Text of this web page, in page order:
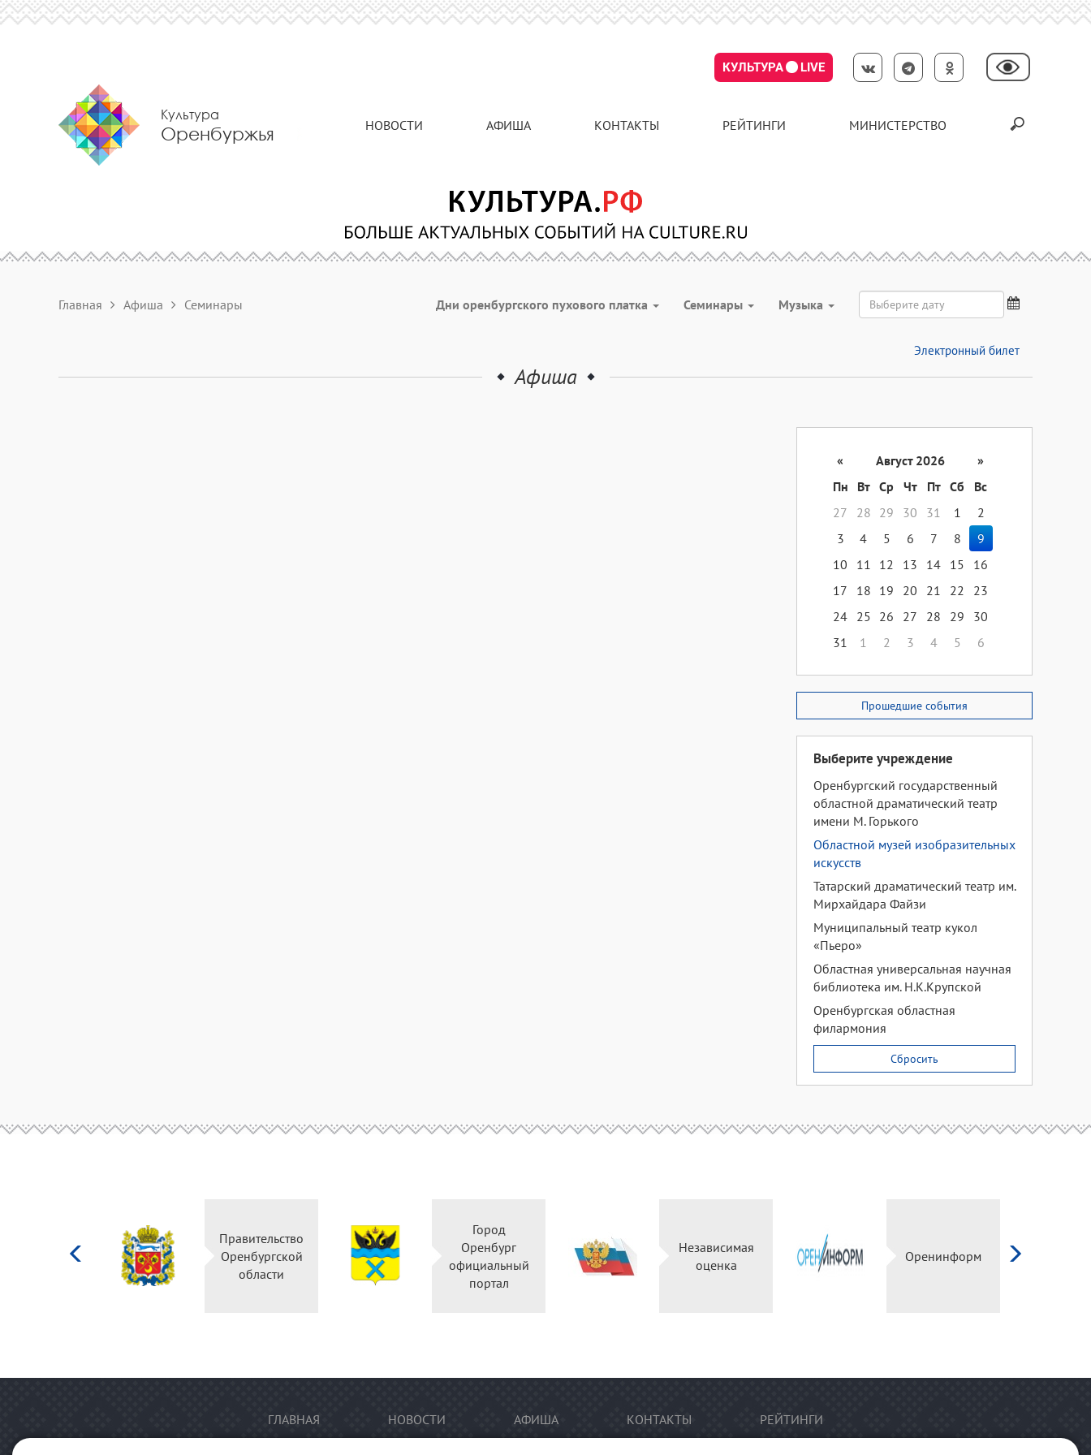
КУЛЬТУРА LIVE
Культура
Оренбуржья НОВОСТИ АФИША КОНТАКТЫ РЕЙТИНГИ МИНИСТЕРСТВО
Главная Афиша Семинары Дни оренбургского пухового платка Семинары Музыка
Электронный билет
Афиша
« Август 2026
»
Пн
Вт Ср Чт Пт Сб
Вс
27
28 29 30 31 1
2
3
4 5 6 7 8
9
10
11 12 13 14 15
16
17
18 19 20 21 22
23
24 25 26 27 28 29
30
31
1 2 3 4 5 6
Прошедшие события
Выберите учреждение
Оренбургский государственный
областной драматический театр
имени М. Горького
Областной музей изобразительных
искусств
Татарский драматический театр им.
Мирхайдара Файзи
Муниципальный театр кукол
«Пьеро»
Областная универсальная научная
библиотека им. Н.К.Крупской
Оренбургская областная
филармония
Сбросить
Правительство
Оренбургской
области
Город
Оренбург
официальный
портал
Независимая
оценка
Оренинформ
ГЛАВНАЯ НОВОСТИ АФИША КОНТАКТЫ РЕЙТИНГИ